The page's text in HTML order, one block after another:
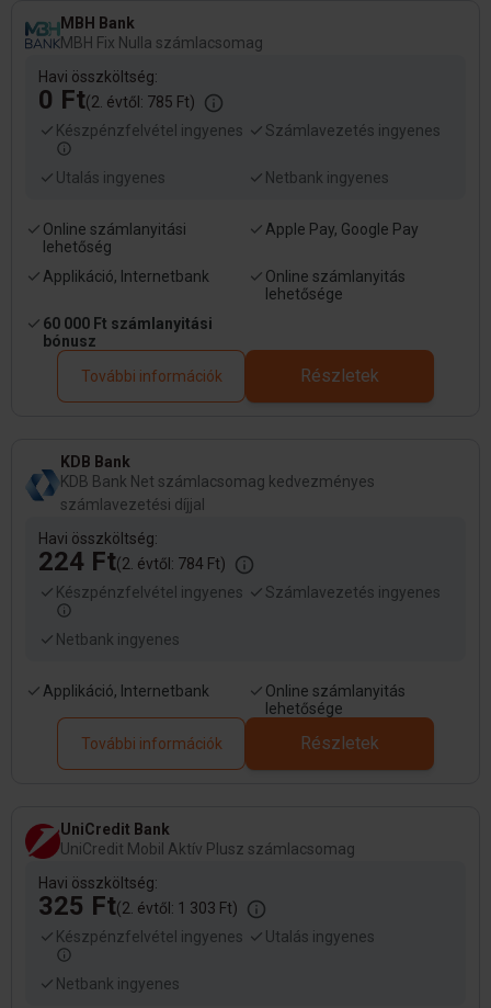
MBH Bank
MBH Fix Nulla számlacsomag
Havi összköltség:
0 Ft(2. évtől: 785 Ft)
Készpénzfelvétel ingyenes
Számlavezetés ingyenes
Utalás ingyenes Netbank ingyenes
Online számlanyitási
lehetőség
Apple Pay, Google Pay
Applikáció, Internetbank
Online számlanyitás
lehetősége
60 000 Ft számlanyitási
bónusz
További információk
Részletek
KDB Bank
KDB Bank Net számlacsomag kedvezményes
számlavezetési díjjal
Havi összköltség:
224 Ft(2. évtől: 784 Ft)
Készpénzfelvétel ingyenes
Számlavezetés ingyenes
Netbank ingyenes
Applikáció, Internetbank
Online számlanyitás
lehetősége
További információk
Részletek
UniCredit Bank
UniCredit Mobil Aktív Plusz számlacsomag
Havi összköltség:
325 Ft(2. évtől: 1 303 Ft)
Készpénzfelvétel ingyenes
Utalás ingyenes
Netbank ingyenes